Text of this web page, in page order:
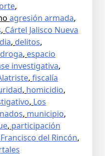
,
agresión armada,
, Cártel Jalisco Nueva
, delitos,
droga, espacio
investigativa,
, fiscalía
, homicidio,
, Los
, municipio,
, participación
del Rincón,